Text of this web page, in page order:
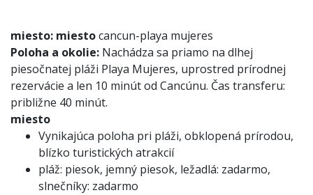
miesto: miestocancun-playa mujeres
Poloha a okolie: Nachádza sa priamo na dlhej
piesočnatej pláži Playa Mujeres, uprostred prírodnej
rezervácie a len 10 minút od Cancúnu. Čas transferu:
približne 40 minút.
miesto
Vynikajúca poloha pri pláži, obklopená prírodou,
blízko turistických atrakcií
pláž: piesok, jemný piesok, ležadlá: zadarmo,
slnečníky: zadarmo